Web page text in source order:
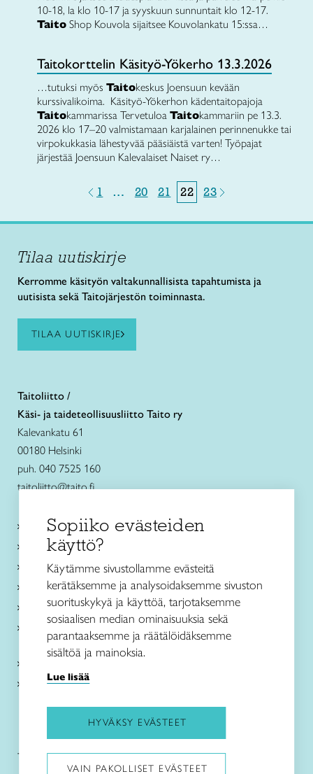
10-18, la klo 10-17 ja syyskuun sunnuntait klo 12-17.
Taito Shop Kouvola sijaitsee Kouvolankatu 15:ssa…
Taitokorttelin Käsityö-Yökerho 13.3.2026
…tutuksi myös Taitokeskus Joensuun kevään
kurssivalikoima. Käsityö-Yökerhon kädentaitopajoja
Taitokammarissa Tervetuloa Taitokammariin pe 13.3.
2026 klo 17–20 valmistamaan karjalainen perinnenukke tai
virpokukkasia lähestyvää pääsiäistä varten! Työpajat
järjestää Joensuun Kalevalaiset Naiset ry…
1 … 20 21 22 23
Tilaa uutiskirje
Kerromme käsityön valtakunnallisista tapahtumista ja
uutisista sekä Taitojärjestön toiminnasta.
TILAA UUTISKIRJE
Taitoliitto /
Käsi- ja taideteollisuusliitto Taito ry
Kalevankatu 61
00180 Helsinki
puh. 040 7525 160
taitoliitto@taito.fi
Käsityökurssit ja koulutus
Ajankohtaista
Käsityöohjeet
Me olemme Taito
Paikallinen toiminta
Verkkokaupat
Kirjaudu Arviin
Kirjaudu Taitocampukseen
Taitoliitto: Taito-lehti:
Sopiiko evästeiden
käyttö?
Käytämme sivustollamme evästeitä
kerätäksemme ja analysoidaksemme sivuston
suorituskykyä ja käyttöä, tarjotaksemme
sosiaalisen median ominaisuuksia sekä
parantaaksemme ja räätälöidäksemme
sisältöä ja mainoksia.
Lue lisää
HYVÄKSY EVÄSTEET
VAIN PAKOLLISET EVÄSTEET